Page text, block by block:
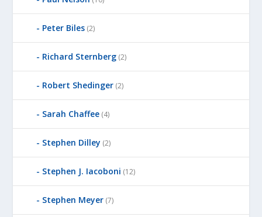
Peter Biles (2)
Richard Sternberg (2)
Robert Shedinger (2)
Sarah Chaffee (4)
Stephen Dilley (2)
Stephen J. Iacoboni (12)
Stephen Meyer (7)